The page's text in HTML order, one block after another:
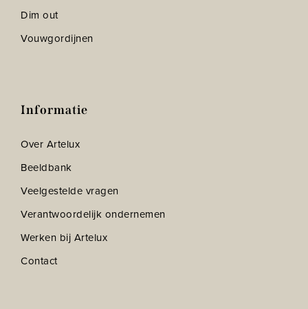
Dim out
Vouwgordijnen
Informatie
Over Artelux
Beeldbank
Veelgestelde vragen
Verantwoordelijk ondernemen
Werken bij Artelux
Contact